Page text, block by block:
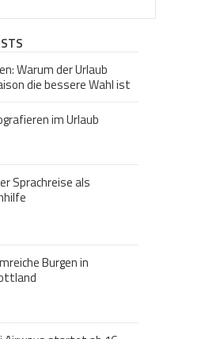
Warum der Urlaub
die bessere Wahl ist
im Urlaub
Sprachreise als
Burgen in